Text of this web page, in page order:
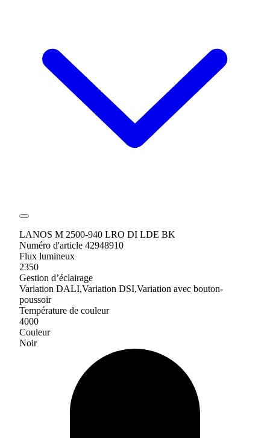
LANOS M 2500-940 LRO DI LDE BK
Numéro d'article 42948910
Flux lumineux
2350
Gestion d’éclairage
Variation DALI,Variation DSI,Variation avec bouton-
poussoir
Température de couleur
4000
Couleur
Noir